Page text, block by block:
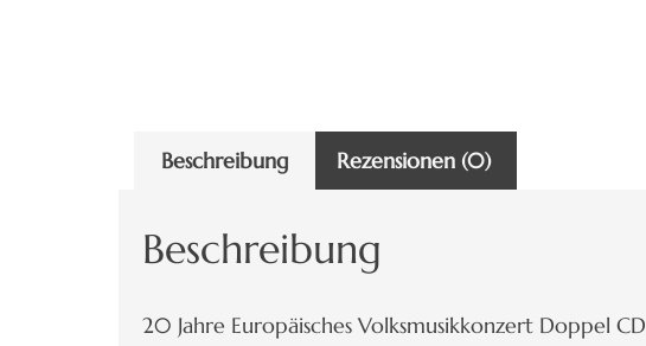
Beschreibung Rezensionen (0)
Beschreibung
20 Jahre Europäisches Volksmusikkonzert Doppel CD